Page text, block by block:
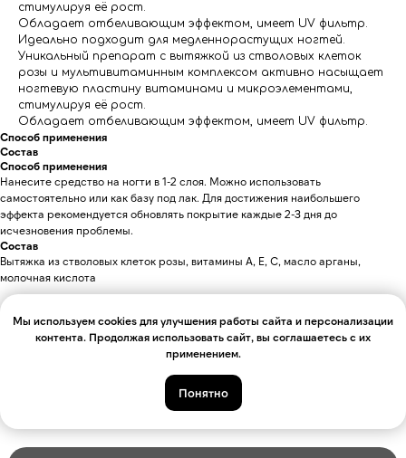
стимулируя её рост.
Обладает отбеливающим эффектом, имеет UV фильтр.
Идеально подходит для медленнорастущих ногтей.
Уникальный препарат с вытяжкой из стволовых клеток
розы и мультивитаминным комплексом активно насыщает
ногтевую пластину витаминами и микроэлементами,
стимулируя её рост.
Обладает отбеливающим эффектом, имеет UV фильтр.
Способ применения
Состав
Способ применения
Нанесите средство на ногти в 1-2 слоя. Можно использовать
самостоятельно или как базу под лак. Для достижения наибольшего
эффекта рекомендуется обновлять покрытие каждые 2-3 дня до
исчезновения проблемы.
Состав
Вытяжка из стволовых клеток розы, витамины А, Е, С, масло арганы,
молочная кислота
Может понравиться:
Мы используем cookies для улучшения работы сайта и персонализации
контента. Продолжая использовать сайт, вы соглашаетесь с их
применением.
Понятно